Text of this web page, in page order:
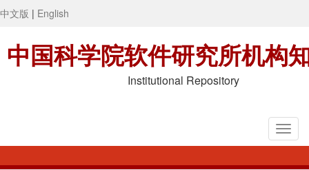
中文版 | English
中国科学院软件研究所机构
Institutional Repository